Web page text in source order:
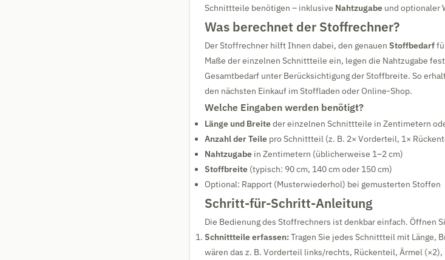
Schnittteile benötigen – inklusive Nahtzugabe und optionaler
Was berechnet der Stoffrechner?
Der Stoffrechner hilft Ihnen dabei, den genauen Stoffbedarf
Maße der einzelnen Schnittteile ein, legen die Nahtzugabe
Gesamtbedarf unter Berücksichtigung der Stoffbreite. So
den nächsten Einkauf im Stoffladen oder Online-Shop.
Welche Eingaben werden benötigt?
Länge und Breiteder einzelnen Schnittteile in Zentimetern
Anzahl der Teile pro Schnittteil (z. B. 2× Vorderteil, 1×
Nahtzugabe in Zentimetern (üblicherweise 1–2 cm)
Stoffbreite (typisch: 90 cm, 140 cm oder 150 cm)
Optional: Rapport (Musterwiederhol) bei gemusterten Stoffen
Schritt-für-Schritt-Anleitung
Die Bedienung des Stoffrechners ist denkbar einfach. Öffnen
Schnittteile erfassen:Tragen Sie jedes Schnittteil mit Länge,
wären das z. B. Vorderteil links/rechts, Rückenteil, Ärmel (×2),